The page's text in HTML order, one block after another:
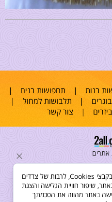
בנות | תחפושות בנים |
| תלבושות למחול |
| צור קשר
אתרים
לידיעתך, באתרנו נעשה שימוש בקבצי Cookies, לרבות של צדדים
שיפור חוויית הגלישה והצגת
באתר מהווה את הסכמתך